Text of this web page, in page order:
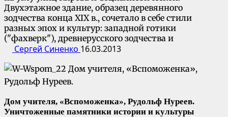
Двухэтажное здание, образец деревянного
зодчества конца XIX в., сочетало в себе стили
разных эпох и культур: западной готики
("фахверк"), древнерусского зодчества и
Сергей Синенко 16.03.2013
Дом учителя, «Вспоможенка», Рудольф Нуреев.
Уничтоженные памятники истории и культуры